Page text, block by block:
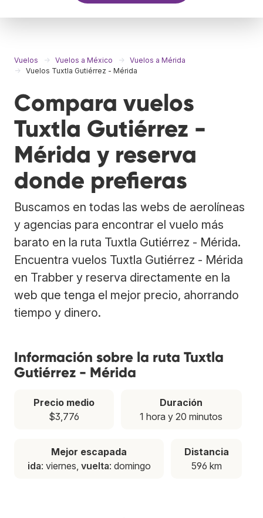
Vuelos Vuelos a México
Vuelos a Mérida
Vuelos Tuxtla Gutiérrez - Mérida
Compara vuelos
Tuxtla Gutiérrez -
Mérida y reserva
donde prefieras
Buscamos en todas las webs de aerolíneas
y agencias para encontrar el vuelo más
barato en la ruta Tuxtla Gutiérrez - Mérida.
Encuentra vuelos Tuxtla Gutiérrez - Mérida
en Trabber y reserva directamente en la
web que tenga el mejor precio, ahorrando
tiempo y dinero.
Información sobre la ruta Tuxtla
Gutiérrez - Mérida
Precio medio
$3,776
Duración
1 hora y 20 minutos
Mejor escapada
ida: viernes, vuelta: domingo
Distancia
596 km